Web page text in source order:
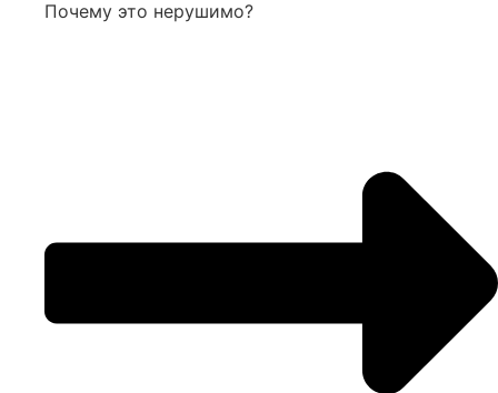
Почему это нерушимо?